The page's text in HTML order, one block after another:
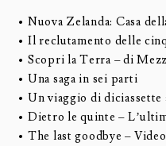
• Nuova Zelanda: Casa
• Il reclutamento delle
• Scopri la Terra – di
• Una saga in sei parti
• Un viaggio di diciassette
• Dietro le quinte –
• The last goodbye –